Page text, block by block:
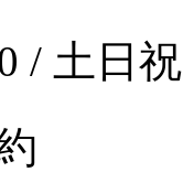
/ 土日